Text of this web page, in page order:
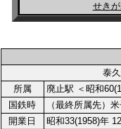
せき
泰
所属
廃止駅 ＜昭和
国鉄時
（最終所属先）
開業日
昭和33(1958)年